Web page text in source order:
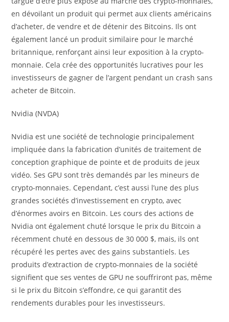
en dévoilant un produit qui permet aux clients américains
d’acheter, de vendre et de détenir des Bitcoins. Ils ont
également lancé un produit similaire pour le marché
britannique, renforçant ainsi leur exposition à la crypto-
monnaie. Cela crée des opportunités lucratives pour les
investisseurs de gagner de l’argent pendant un crash sans
acheter de Bitcoin.
Nvidia (NVDA)
Nvidia est une société de technologie principalement
impliquée dans la fabrication d’unités de traitement de
conception graphique de pointe et de produits de jeux
vidéo. Ses GPU sont très demandés par les mineurs de
crypto-monnaies. Cependant, c’est aussi l’une des plus
grandes sociétés d’investissement en crypto, avec
d’énormes avoirs en Bitcoin. Les cours des actions de
Nvidia ont également chuté lorsque le prix du Bitcoin a
récemment chuté en dessous de 30 000 $, mais, ils ont
récupéré les pertes avec des gains substantiels. Les
produits d’extraction de crypto-monnaies de la société
signifient que ses ventes de GPU ne souffriront pas, même
si le prix du Bitcoin s’effondre, ce qui garantit des
rendements durables pour les investisseurs.